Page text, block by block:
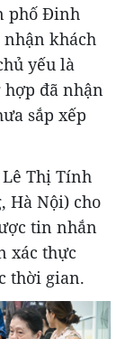
phố Đinh
khách
yếu là
đã nhận
sắp xếp
Thị Tính
Hà Nội) cho
tin nhắn
xác thực
thời gian.